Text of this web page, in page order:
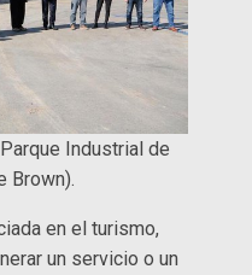
Industrial de
Brown).
en el turismo,
un servicio o un